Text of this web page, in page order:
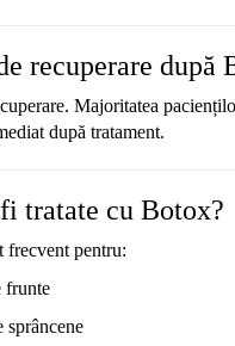
recuperare după
Majoritatea
după tratament.
fi tratate cu Botox?
frecvent pentru:
frunte
sprâncene